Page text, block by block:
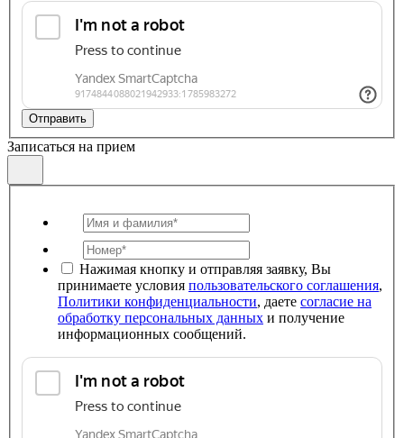
Отправить
Записаться на прием
Нажимая кнопку и отправляя заявку, Вы
принимаете условия пользовательского соглашения,
Политики конфиденциальности, даете согласие на
обработку персональных данных и получение
информационных сообщений.